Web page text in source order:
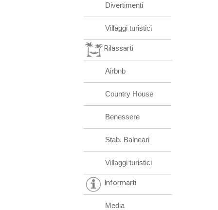
Divertimenti
Villaggi turistici
Rilassarti
Airbnb
Country House
Benessere
Stab. Balneari
Villaggi turistici
Informarti
Media